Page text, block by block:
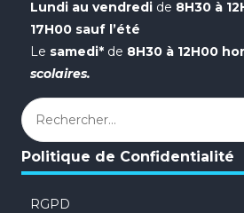
Lundi au vendredi de 8H30 à
17H00 sauf l’été
Le samedi* de 8H30 à 12H00
scolaires.
Rechercher :
Politique de Confidentialité
RGPD